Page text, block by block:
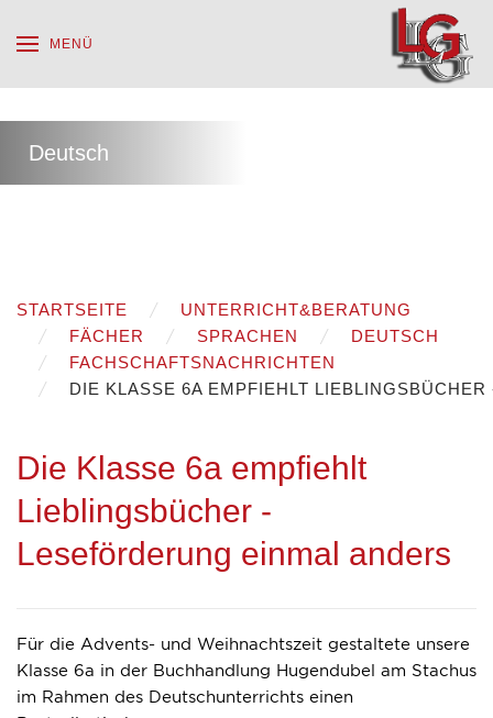
MENÜ
Deutsch
STARTSEITE
UNTERRICHT&BERATUNG
FÄCHER
SPRACHEN
DEUTSCH
FACHSCHAFTSNACHRICHTEN
DIE KLASSE 6A EMPFIEHLT
Die Klasse 6a empfiehlt
Lieblingsbücher -
Leseförderung einmal anders
Für die Advents- und Weihnachtszeit gestaltete unsere
Klasse 6a in der Buchhandlung Hugendubel am Stachus
im Rahmen des Deutschunterrichts einen